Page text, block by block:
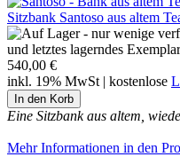
Sitzbank Santoso aus altem
und letztes lagerndes
540,00 €
inkl. 19% MwSt | kostenlose
Eine Sitzbank aus altem,
Mehr Informationen in den